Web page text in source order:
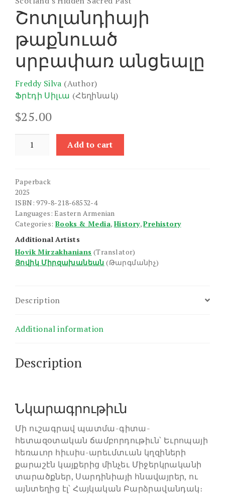
Շոտլանդիայի
թաքնուած
սրբափառ անցեալը
Freddy Silva (Author)
Ֆրէդի Սիլւա (Հեղինակ)
$25.00
Shotlandiayi
Taknvats
quantity
Add to cart
Paperback
2025
ISBN: 979-8-218-68532-4
Languages: Eastern Armenian
Categories: Books & Media, History,Prehistory
Additional Artists
Hovik Mirzakhanians (Translator)
Յովիկ Միրզախանեան (Թարգմանիչ)
Description
Additional information
Description
Նկարագրութիւն
Մի ուշագրավ պատմա-գիտա-
հետազօտական ճամբորդութիւն՝ Եւրոպայի
հեռաւոր հիւսիս-արեւմտւան կղզիների
քարաշէն կայքերից մինչեւ Միջերկրականի
տարածքներ, Սարդինիայի հնավայրեր, ու
այնտեղից էլ՝ Հայկական Բարձրավանդակ։